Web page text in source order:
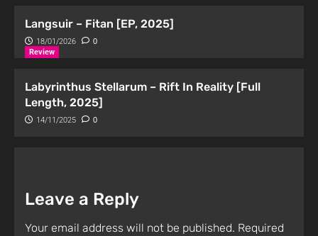
Langsuir – Fitan [EP, 2025]
18/01/2026 0
Review
Labyrinthus Stellarum – Rift In Reality [Full
Length, 2025]
14/11/2025 0
Leave a Reply
Your email address will not be published. Required